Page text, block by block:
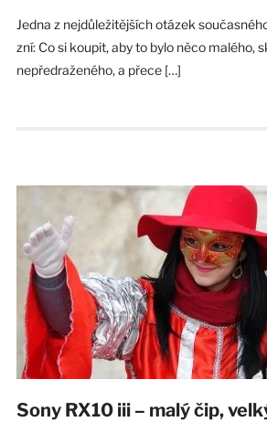
Jedna z nejdůležitějších otázek
zní: Co si koupit, aby to bylo něco malého,
nepředraženého, a přece […]
Sony RX10 iii – malý čip,